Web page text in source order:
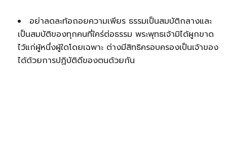
อย่าลดละท้อถอยความเพียร ธรรมเป็นสมบัติกลางและ
เป็นสมบัติของทุกคนที่ใคร่ต่อธรรม พระพุทธเจ้ามิได้ผูกขาด
ไว้แก่ผู้หนึ่งผู้ใดโดยเฉพาะ ต่างมีสิทธิครอบครองเป็นเจ้าของ
ได้ด้วยการปฏิบัติดีของตนด้วยกัน